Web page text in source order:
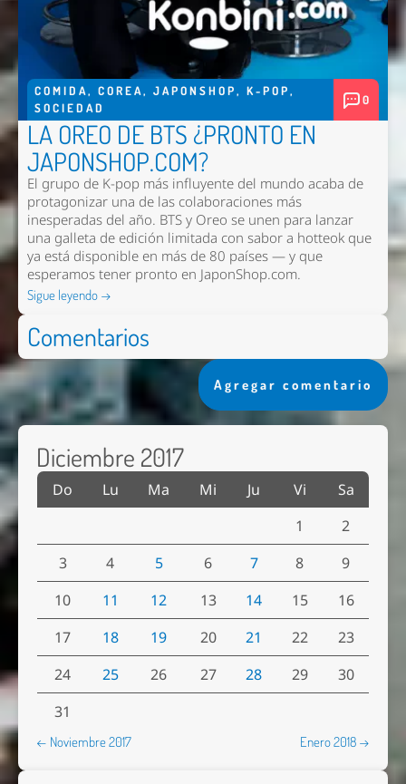
COMIDA, COREA, JAPONSHOP, K-POP,
SOCIEDAD
0
LA OREO DE BTS ¿PRONTO EN
JAPONSHOP.COM?
El grupo de K-pop más influyente del mundo acaba de
protagonizar una de las colaboraciones más
inesperadas del año. BTS y Oreo se unen para lanzar
una galleta de edición limitada con sabor a hotteok que
ya está disponible en más de 80 países — y que
esperamos tener pronto en JaponShop.com.
Sigue leyendo →
Comentarios
Agregar comentario
Diciembre 2017
Do Lu Ma Mi Ju Vi
Sa
1
2
3
4 5 6 7 8
9
10
11 12 13 14 15
16
17
18 19 20 21 22
23
24
25 26 27 28 29
30
31
← Noviembre 2017 Enero 2018 →